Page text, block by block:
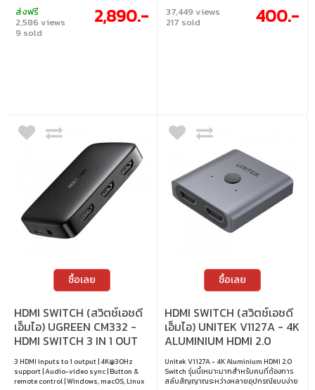
ได้ง่ายเพียงกดปุ่ม ภาพคมชัดระดับ
4K@60Hz และรองรับ HDCP 2.2 สำหรับสตรีม
มิ่ง ปรับสัญญาณอัตโนมัติด้วย EDID และมี
สัญญาณ EDID : ปรับสัญญาณวิดีโอให้เหมาะ
สมโดยอัตโนมัติ • การสลับสัญญาณ : สลับ
สัญญาณได้ง่ายผ่านปุ่มกดหรือปุ่มลัด • ระบบ
ป้องกัน : มาพร้อมระบบป้องกัน ESD แบบ
ส่งฟรี
2,586 views
9 sold
2,890.- 37,449 views
217 sold 400.-
ซื้อเลย
HDMI SWITCH (สวิตช์เอชดี
เอ็มไอ) UGREEN CM332 -
HDMI SWITCH 3 IN 1 OUT
4K 30Hz 80125
3 HDMI inputs to 1 output | 4K@30Hz
support | Audio-video sync | Button &
remote control | Windows, macOS, Linux
ซื้อเลย
HDMI SWITCH (สวิตช์เอชดี
เอ็มไอ) UNITEK V1127A - 4K
ALUMINIUM HDMI 2.0
SWITCH 2-TO-1 BI-
DIRECTIONAL
Unitek V1127A - 4K Aluminium HDMI 2.0
Switch รุ่นนี้เหมาะมากสำหรับคนที่ต้องการ
สลับสัญญาณระหว่างหลายอุปกรณ์แบบง่าย